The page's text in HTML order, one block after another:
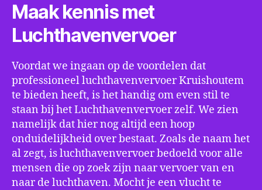
Maak kennis met
Luchthavenvervoer
Voordat we ingaan op de voordelen dat
professioneel luchthavenvervoer Kruishoutem
te bieden heeft, is het handig om even stil te
staan bij het Luchthavenvervoer zelf. We zien
namelijk dat hier nog altijd een hoop
onduidelijkheid over bestaat. Zoals de naam het
al zegt, is luchthavenvervoer bedoeld voor alle
mensen die op zoek zijn naar vervoer van en
naar de luchthaven. Mocht je een vlucht te